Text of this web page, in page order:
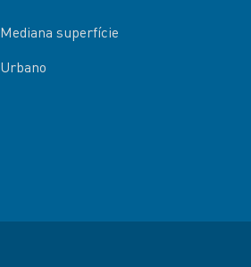
Mediana superfície
Urbano